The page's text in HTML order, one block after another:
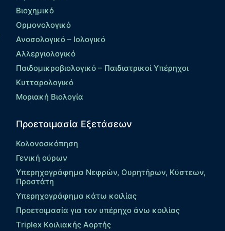
Βιοχημικό
Ορμονολογικό
Ανοσολογικό – Ιολογικό
Αλλεργιολογικό
Παιδομικροβιολογικό – Παιδιατρικοί Υπέρηχοι
Κυτταρολογικό
Μοριακή Βιολογία
Προετοιμασία Εξετάσεων
Κολονοσκόπηση
Γενική ούρων
Υπερηχογράφημα Νεφρών, Ουρητήρων, Κύστεων,
Προστάτη
Υπερηχογράφημα κάτω κοιλίας
Προετοιμασία για τον υπέρηχο άνω κοιλίας
Τriplex Kοιλιακής Αορτής